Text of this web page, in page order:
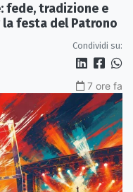
fede, tradizione e
festa del Patrono
Condividi su:
7 ore fa